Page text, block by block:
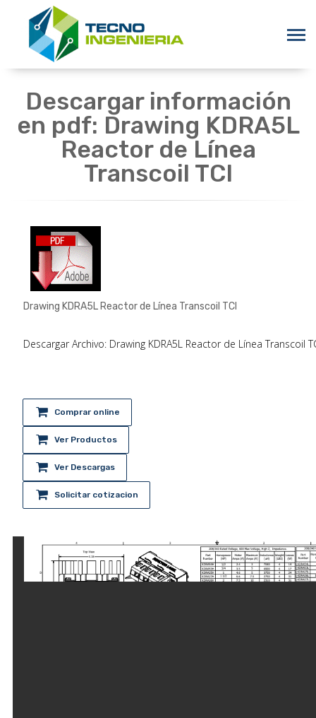
Descargar información
en pdf: Drawing KDRA5L
Reactor de Línea
Transcoil TCI
Drawing KDRA5L Reactor de Línea Transcoil TCI
Descargar Archivo: Drawing KDRA5L Reactor de Línea Transcoil
Comprar online
Ver Productos
Ver Descargas
Solicitar cotizacion